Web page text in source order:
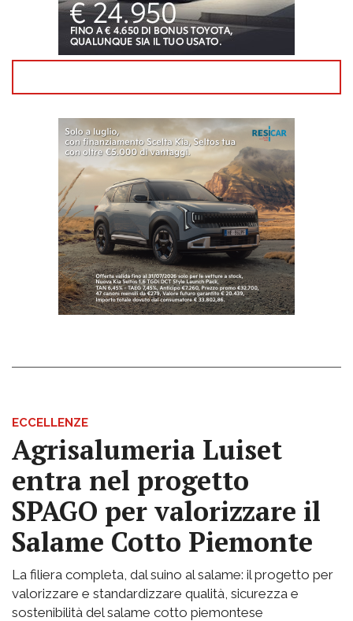
ECCELLENZE
Agrisalumeria Luiset
entra nel progetto
SPAGO per valorizzare il
Salame Cotto Piemonte
La filiera completa, dal suino al salame: il progetto per
valorizzare e standardizzare qualità, sicurezza e
sostenibilità del salame cotto piemontese